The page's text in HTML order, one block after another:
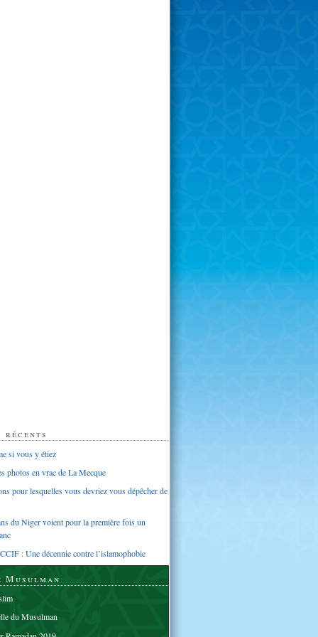
si vous y étiez
photos en vrac de La Mecque
pour lesquelles vous devriez vous dépêcher de
du Niger voient pour la première fois un
: Une décennie contre l’islamophobie
Musulman
du Musulman